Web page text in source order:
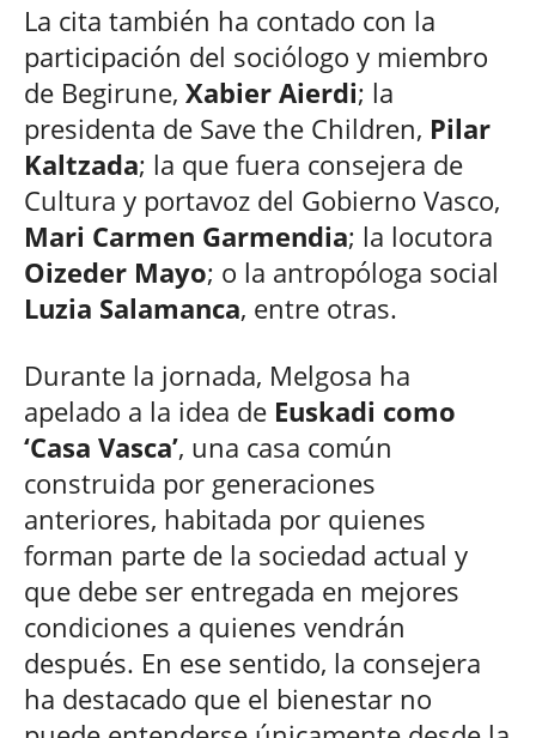
La cita también ha contado con la
participación del sociólogo y miembro
de Begirune, Xabier Aierdi; la
presidenta de Save the Children, Pilar
Kaltzada; la que fuera consejera de
Cultura y portavoz del Gobierno Vasco,
Mari Carmen Garmendia; la locutora
Oizeder Mayo; o la antropóloga social
Luzia Salamanca, entre otras.
Durante la jornada, Melgosa ha
apelado a la idea de Euskadi como
‘Casa Vasca’, una casa común
construida por generaciones
anteriores, habitada por quienes
forman parte de la sociedad actual y
que debe ser entregada en mejores
condiciones a quienes vendrán
después. En ese sentido, la consejera
ha destacado que el bienestar no